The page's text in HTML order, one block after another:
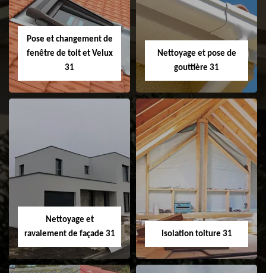
faitage et faitière
31
Pose et changement de
fenêtre de toit et Velux
31
Pose et
changement de
fenêtre de toit et
Velux 31
Nettoyage et pose de
gouttière 31
Nettoyage et pose
Nettoyage et
ravalement de façade 31
Isolation toiture 31